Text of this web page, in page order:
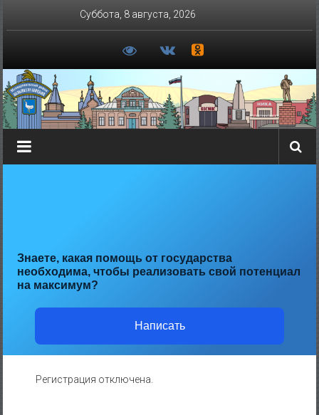
Суббота, 8 августа, 2026
Знаете, какая помощь от государства
необходима, чтобы реализовать свой потенциал
на максимум?
Написать
Регистрация отключена.